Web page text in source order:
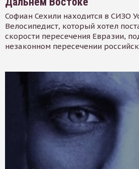
Софиан Сехили находится в СИЗО
Велосипедист, который хотел
скорости пересечения Евразии,
незаконном пересечении